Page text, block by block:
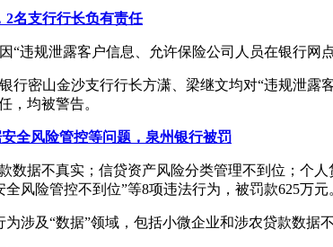
2名支行行长负有责任
“违规泄露客户信息、允许保险公司人员在银行网
行密山金沙支行行长方潇、梁继文均对“违规泄
，均被警告。
全风险管控等问题，泉州银行被罚
数据不真实；信贷资产风险分类管理不到位；个
风险管控不到位”等8项违法行为，被罚款625万元
涉及“数据”领域，包括小微企业和涉农贷款数据